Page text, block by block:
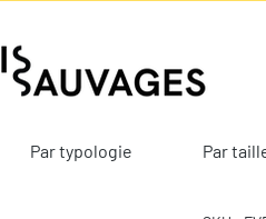
Par typologie Par